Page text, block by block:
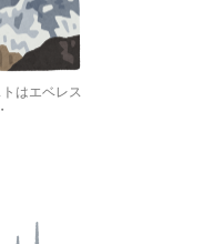
はエベレス